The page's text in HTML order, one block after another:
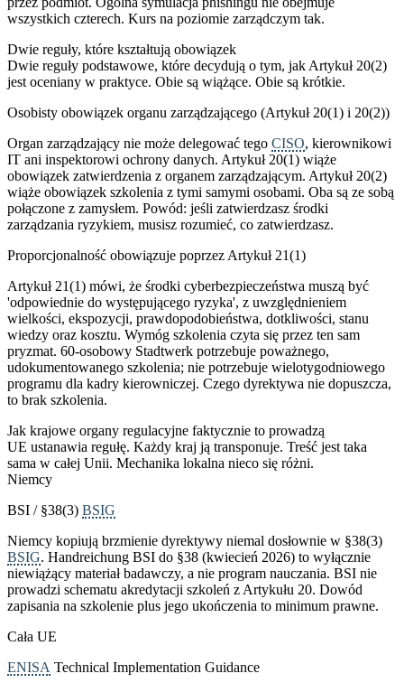
wszystkich czterech. Kurs na poziomie zarządczym tak.
Dwie reguły, które kształtują obowiązek
Dwie reguły podstawowe, które decydują o tym, jak Artykuł 20(2)
jest oceniany w praktyce. Obie są wiążące. Obie są krótkie.
Osobisty obowiązek organu zarządzającego (Artykuł 20(1) i 20(2))
Organ zarządzający nie może delegować tego CISO, kierownikowi
IT ani inspektorowi ochrony danych. Artykuł 20(1) wiąże
obowiązek zatwierdzenia z organem zarządzającym. Artykuł 20(2)
wiąże obowiązek szkolenia z tymi samymi osobami. Oba są ze sobą
połączone z zamysłem. Powód: jeśli zatwierdzasz środki
zarządzania ryzykiem, musisz rozumieć, co zatwierdzasz.
Proporcjonalność obowiązuje poprzez Artykuł 21(1)
Artykuł 21(1) mówi, że środki cyberbezpieczeństwa muszą być
'odpowiednie do występującego ryzyka', z uwzględnieniem
wielkości, ekspozycji, prawdopodobieństwa, dotkliwości, stanu
wiedzy oraz kosztu. Wymóg szkolenia czyta się przez ten sam
pryzmat. 60-osobowy Stadtwerk potrzebuje poważnego,
udokumentowanego szkolenia; nie potrzebuje wielotygodniowego
programu dla kadry kierowniczej. Czego dyrektywa nie dopuszcza,
to brak szkolenia.
Jak krajowe organy regulacyjne faktycznie to prowadzą
UE ustanawia regułę. Każdy kraj ją transponuje. Treść jest taka
sama w całej Unii. Mechanika lokalna nieco się różni.
Niemcy
BSI / §38(3) BSIG
Niemcy kopiują brzmienie dyrektywy niemal dosłownie w §38(3)
BSIG. Handreichung BSI do §38 (kwiecień 2026) to wyłącznie
niewiążący materiał badawczy, a nie program nauczania. BSI nie
prowadzi schematu akredytacji szkoleń z Artykułu 20. Dowód
zapisania na szkolenie plus jego ukończenia to minimum prawne.
Cała UE
ENISA Technical Implementation Guidance